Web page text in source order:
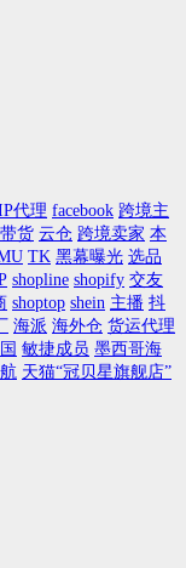
代理 facebook 跨境主
货 云仓 跨境卖家 本
TK 黑幕曝光 选品
shopline shopify 交友
shoptop shein 主播 抖
海派 海外仓 货运代理
敏捷成员 墨西哥海
天猫“冠贝星旗舰店”